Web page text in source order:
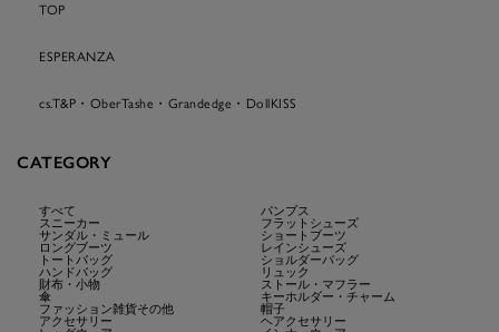
TOP
ESPERANZA
cs.T&P・OberTashe・Grandedge・DollKISS
CATEGORY
すべて
パンプス
スニーカー
フラットシューズ
サンダル・ミュール
ショートブーツ
ロングブーツ
レインシューズ
トートバッグ
ショルダーバッグ
ハンドバッグ
リュック
財布・小物
ストール・マフラー
傘
キーホルダー・チャーム
ファッション雑貨その他
帽子
アクセサリー
ヘアクセサリー